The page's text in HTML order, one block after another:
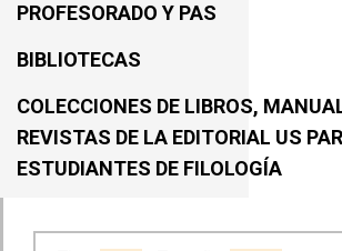
PROFESORADO Y PAS
BIBLIOTECAS
COLECCIONES DE LIBROS,
REVISTAS DE LA EDITORIAL US
ESTUDIANTES DE FILOLOGÍA